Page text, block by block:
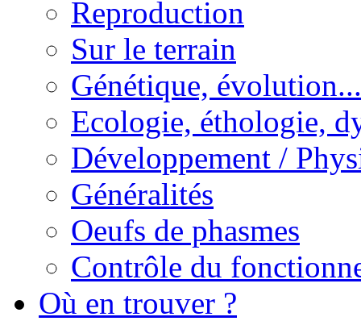
Reproduction
Sur le terrain
Génétique, évolution...
Ecologie, éthologie,
Développement /
Généralités
Oeufs de phasmes
Contrôle du
Où en trouver ?